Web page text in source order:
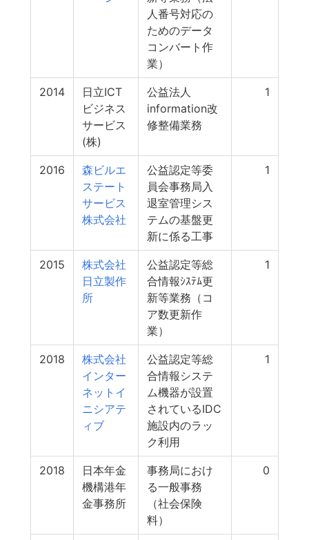
人番号対応の
ためのデータ
コンバート作
業）
2014
日立ICT
ビジネス
サービス
(株)
公益法人
information改
修整備業務
1
2016
森ビルエ
ステート
サービス
株式会社
公益認定等委
員会事務局入
退室管理シス
テムの基盤更
新に係る工事
1
2015
株式会社
日立製作
所
公益認定等総
合情報ｼｽﾃﾑ更
新等業務（コ
ア数更新作
業）
1
2018
株式会社
インター
ネットイ
ニシアテ
ィブ
公益認定等総
合情報システ
ム機器が設置
されているIDC
施設内のラッ
ク利用
1
2018
日本年金
機構港年
金事務所
事務局におけ
る一般事務
（社会保険
料）
0